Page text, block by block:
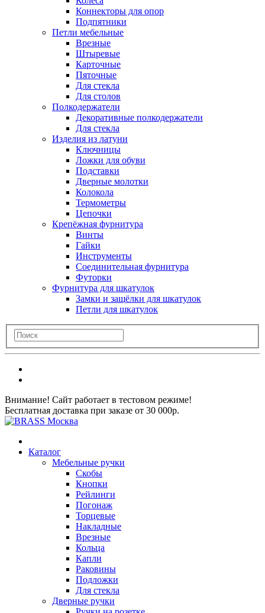
Коннекторы для опор
Подпятники
Петли мебельные
Врезные
Штыревые
Карточные
Пяточные
Для стекла
Для столов
Полкодержатели
Декоративные полкодержатели
Для стекла
Изделия из латуни
Ключницы
Ложки для обуви
Подставки
Дверные молотки
Колокола
Термометры
Цепочки
Крепёжная фурнитура
Винты
Гайки
Инструменты
Соединительная фурнитура
Футорки
Фурнитура для шкатулок
Замки и защёлки для шкатулок
Петли для шкатулок
Внимание! Сайт работает в тестовом режиме!
Бесплатная доставка при заказе от 30 000р.
Каталог
Мебельные ручки
Скобы
Кнопки
Рейлинги
Погонаж
Торцевые
Накладные
Врезные
Кольца
Капли
Раковины
Подложки
Для стекла
Дверные ручки